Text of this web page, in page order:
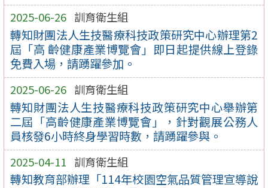
2025-06-26 訓育衛生組
轉知財團法人生技醫療科技政策研究中心辦理第2
屆「高 齡健康產業博覽會」即日起提供線上登錄
免費入場，請踴躍參加。
2025-06-26 訓育衛生組
轉知財團法人生技醫療科技政策研究中心舉辦第
二屆「高齡健康產業博覽會」，針對觀展公務人
員核發6小時終身學習時數，請踴躍參與。
2025-04-11 訓育衛生組
轉知教育部辦理「114年校園空氣品質管理宣導說